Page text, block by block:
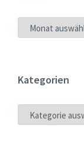
ARCHIV
Kategorien
KATEGORIEN